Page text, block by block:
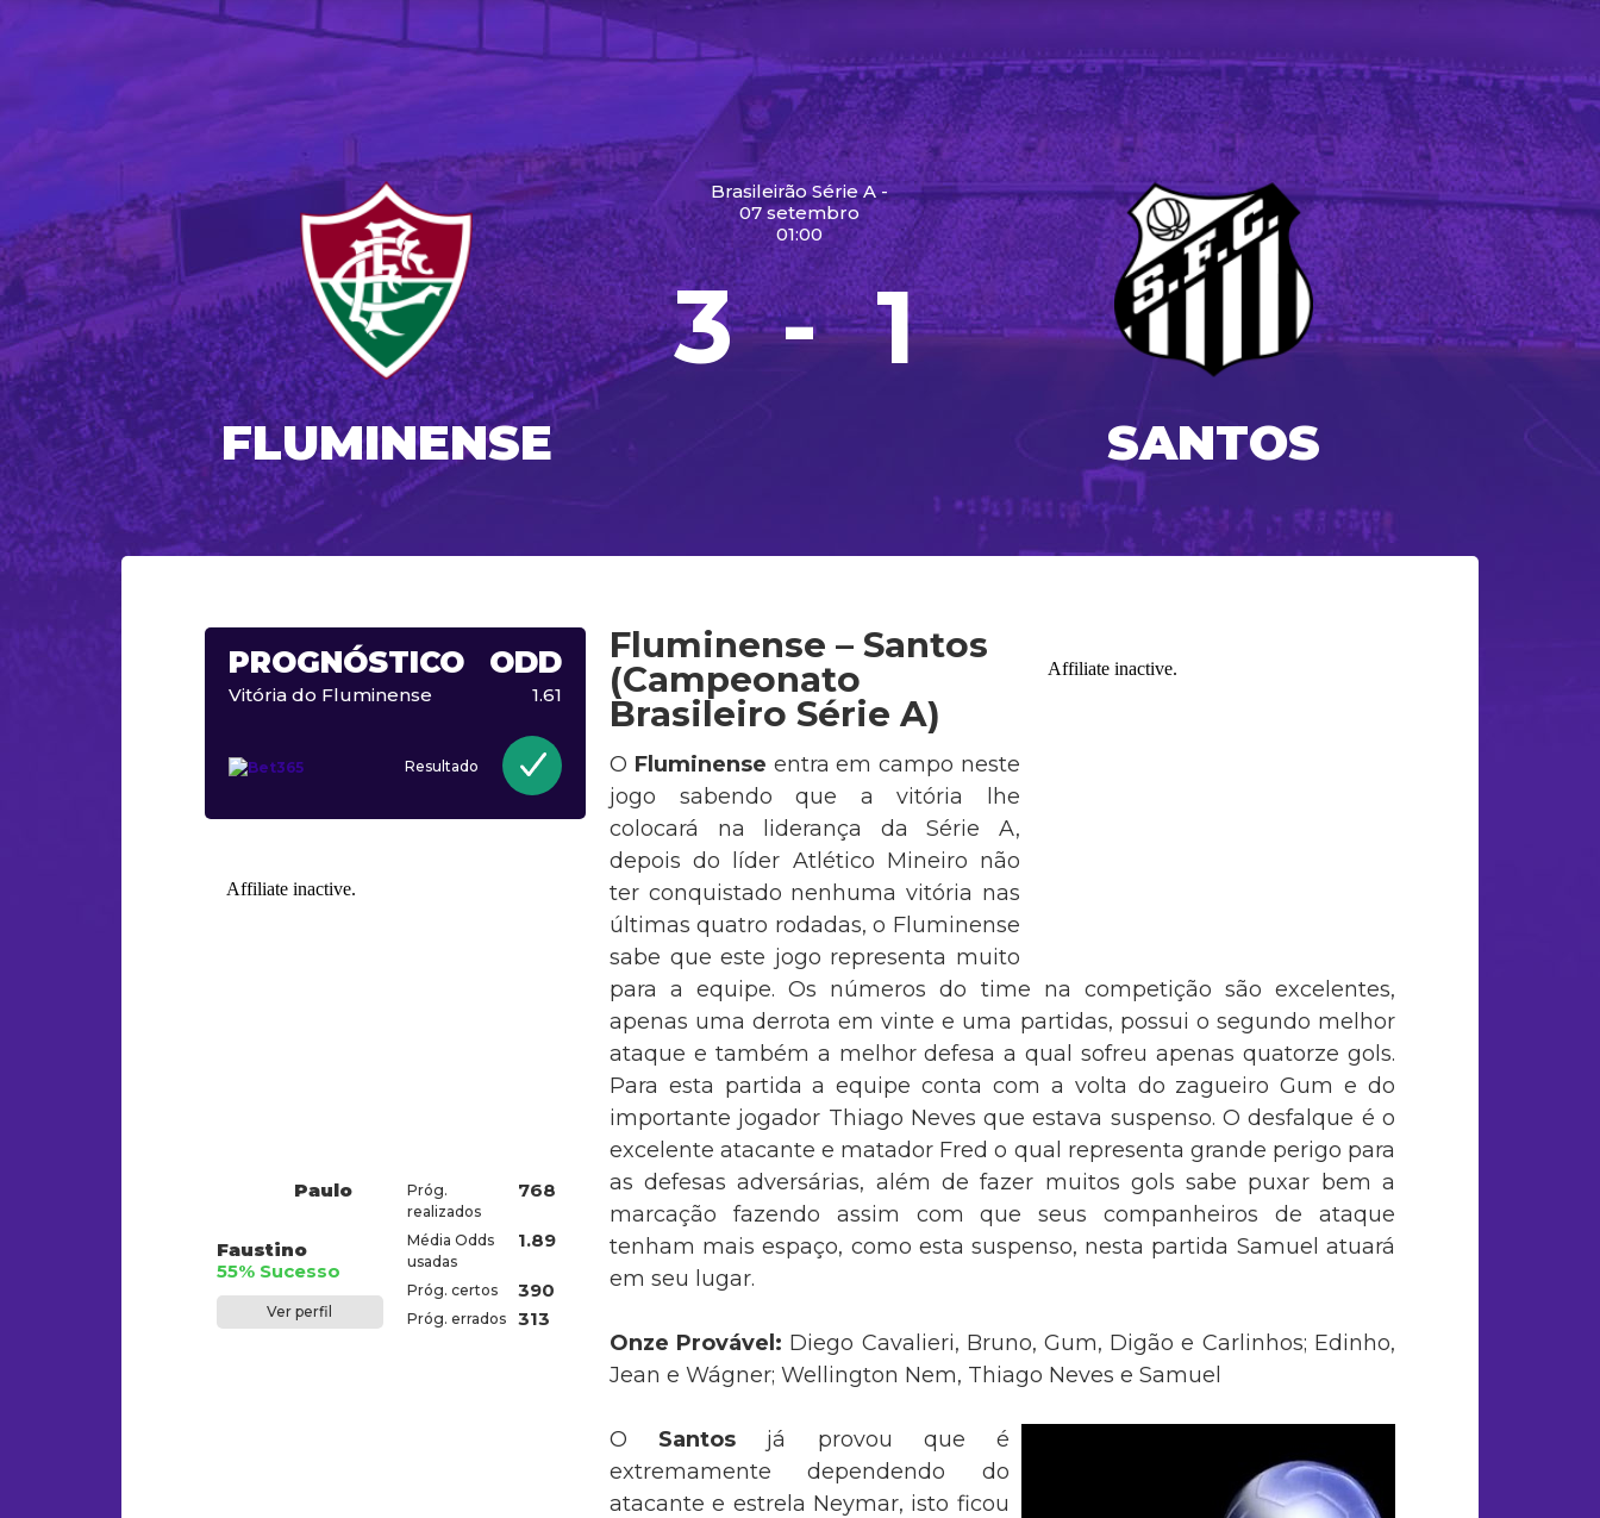
FLUMINENSE
Brasileirão Série A -
07 setembro
01:00
3 - 1
SANTOS
PROGNÓSTICO ODD
Vitória do Fluminense 1.61
Resultado
Paulo
Faustino
55% Sucesso
Ver perfil
Próg.
realizados
768
Média Odds
usadas
1.89
Próg. certos 390
Próg. errados 313
Fluminense – Santos
(Campeonato
Brasileiro Série A)
O Fluminense entra em campo neste
jogo sabendo que a vitória lhe
colocará na liderança da Série A,
depois do líder Atlético Mineiro não
ter conquistado nenhuma vitória nas
últimas quatro rodadas, o Fluminense
sabe que este jogo representa muito
para a equipe. Os números do time na competição são excelentes,
apenas uma derrota em vinte e uma partidas, possui o segundo melhor
ataque e também a melhor defesa a qual sofreu apenas quatorze gols.
Para esta partida a equipe conta com a volta do zagueiro Gum e do
importante jogador Thiago Neves que estava suspenso. O desfalque é o
excelente atacante e matador Fred o qual representa grande perigo para
as defesas adversárias, além de fazer muitos gols sabe puxar bem a
marcação fazendo assim com que seus companheiros de ataque
tenham mais espaço, como esta suspenso, nesta partida Samuel atuará
em seu lugar.
Onze Provável: Diego Cavalieri, Bruno, Gum, Digão e Carlinhos; Edinho,
Jean e Wágner; Wellington Nem, Thiago Neves e Samuel
O Santos já provou que é
extremamente dependendo do
atacante e estrela Neymar, isto ficou